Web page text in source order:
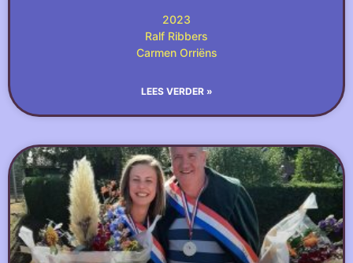
2023
Ralf Ribbers
Carmen Orriëns
LEES VERDER »